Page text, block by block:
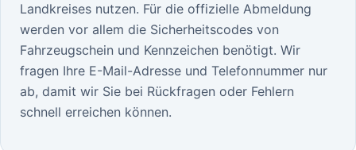
Landkreises nutzen. Für die offizielle Abmeldung
werden vor allem die Sicherheitscodes von
Fahrzeugschein und Kennzeichen benötigt. Wir
fragen Ihre E-Mail-Adresse und Telefonnummer nur
ab, damit wir Sie bei Rückfragen oder Fehlern
schnell erreichen können.